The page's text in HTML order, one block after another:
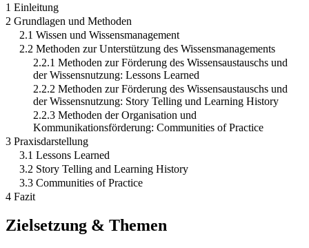
1 Einleitung
2 Grundlagen und Methoden
2.1 Wissen und Wissensmanagement
2.2 Methoden zur Unterstützung des Wissensmanagements
2.2.1 Methoden zur Förderung des Wissensaustauschs und
der Wissensnutzung: Lessons Learned
2.2.2 Methoden zur Förderung des Wissensaustauschs und
der Wissensnutzung: Story Telling und Learning History
2.2.3 Methoden der Organisation und
Kommunikationsförderung: Communities of Practice
3 Praxisdarstellung
3.1 Lessons Learned
3.2 Story Telling and Learning History
3.3 Communities of Practice
4 Fazit
Zielsetzung & Themen